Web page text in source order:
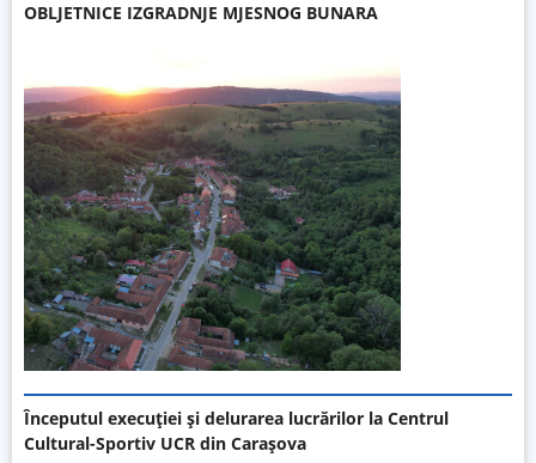
OBLJETNICE IZGRADNJE MJESNOG BUNARA
Începutul execuției și delurarea lucrărilor la Centrul
Cultural-Sportiv UCR din Carașova